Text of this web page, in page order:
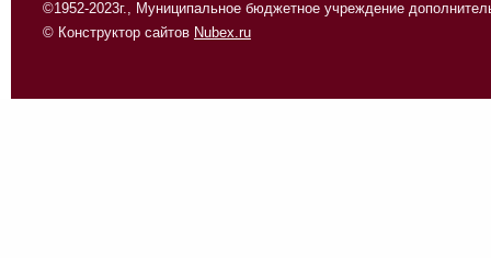
©1952-2023г., Муниципальное бюджетное учреждение
© Конструктор сайтов Nubex.ru